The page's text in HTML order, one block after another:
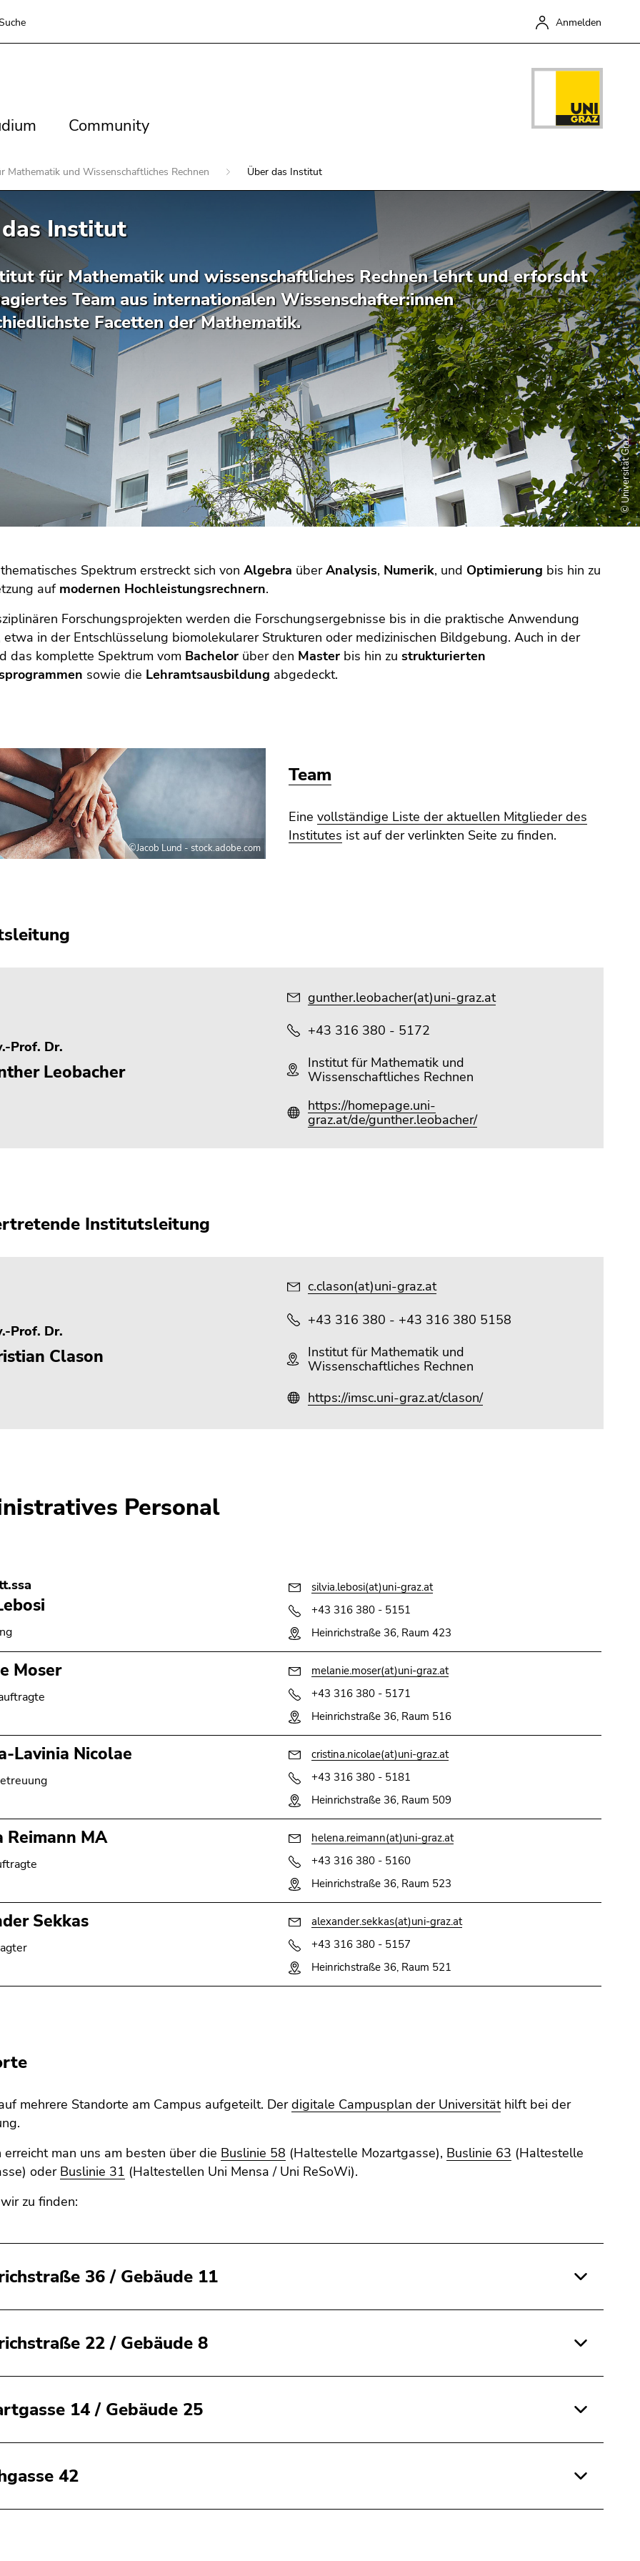
Anmelden
Schließen
Community
Community
Mathematik und Wissenschaftliches Rechnen Über das Institut
Institut
für Mathematik und wissenschaftliches Rechnen lehrt und erforscht
Team aus internationalen Wissenschafter:innen
Facetten der Mathematik.
© Universität Graz
Spektrum erstreckt sich vonAlgebra überAnalysis, Numerik, und Optimierung bis hin zu
auf modernen Hochleistungsrechnern.
Forschungsprojekten werden die Forschungsergebnisse bis in die praktische Anwendung
in der Entschlüsselung biomolekularer Strukturen oder medizinischen Bildgebung. Auch in der
das komplette Spektrum vom Bachelor über den Master bis hin zustrukturierten
sowie die Lehramtsausbildung abgedeckt.
©Jacob Lund - stock.adobe.com
Team
Einevollständige Liste der aktuellen Mitglieder des
Institutes ist auf der verlinkten Seite zu finden.
Prof. Dr.
Leobacher
gunther.leobacher(at)uni-graz.at
+43 316 380 - 5172
Institut für Mathematik und
Wissenschaftliches Rechnen
https://homepage.uni-
graz.at/de/gunther.leobacher/
Institutsleitung
Prof. Dr.
Clason
c.clason(at)uni-graz.at
+43 316 380 - +43 316 380 5158
Institut für Mathematik und
Wissenschaftliches Rechnen
https://imsc.uni-graz.at/clason/
Personal
silvia.lebosi(at)uni-graz.at
+43 316 380 - 5151
Heinrichstraße 36, Raum 423
Moser
melanie.moser(at)uni-graz.at
+43 316 380 - 5171
Heinrichstraße 36, Raum 516
Lavinia Nicolae
cristina.nicolae(at)uni-graz.at
+43 316 380 - 5181
Heinrichstraße 36, Raum 509
Reimann MA
helena.reimann(at)uni-graz.at
+43 316 380 - 5160
Heinrichstraße 36, Raum 523
Sekkas
alexander.sekkas(at)uni-graz.at
+43 316 380 - 5157
Heinrichstraße 36, Raum 521
mehrere Standorte am Campus aufgeteilt. Derdigitale Campusplan der Universitäthilft bei der
erreicht man uns am besten über die Buslinie 58 (Haltestelle Mozartgasse), Buslinie 63 (Haltestelle
oder Buslinie 31 (Haltestellen Uni Mensa / Uni ReSoWi).
zu finden:
36 / Gebäude 11
22 / Gebäude 8
14 / Gebäude 25
42